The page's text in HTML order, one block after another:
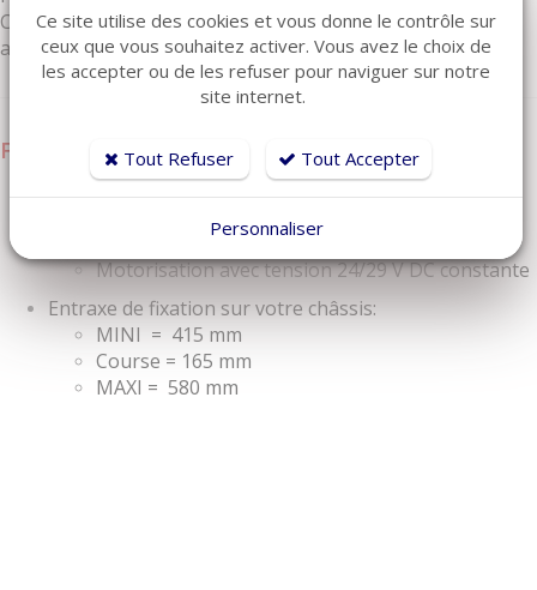
Cette motorisation compact est idéale pour les fauteuils
avec dimensions de montage restreintes.
Fiche technique :
Force de déplacement : max. 6000 N poussée /
max. 6000 N tirée
Vitesse : 5 mm/s
Motorisation avec tension 24/29 V DC constante
Entraxe de fixation sur votre châssis:
MINI = 415 mm
Course = 165 mm
MAXI = 580 mm
Ce site utilise des cookies et vous donne le contrôle sur
ceux que vous souhaitez activer. Vous avez le choix de
les accepter ou de les refuser pour naviguer sur notre
site internet.
Tout Refuser Tout Accepter
Personnaliser